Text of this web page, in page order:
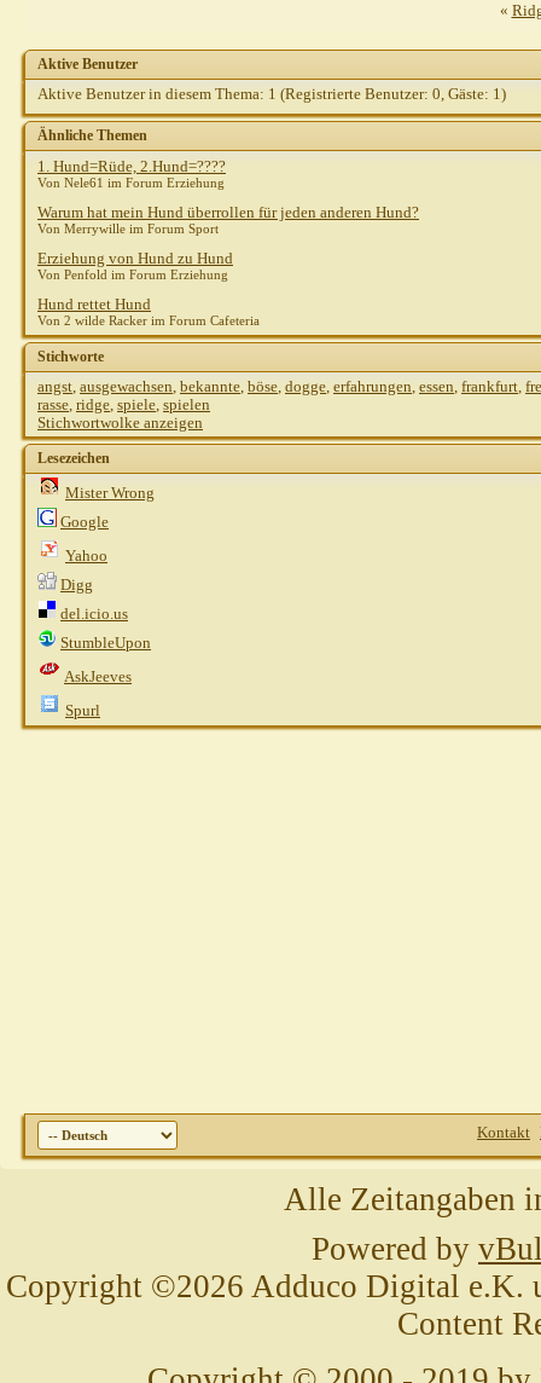
«
Aktive Benutzer
Aktive Benutzer in diesem Thema: 1 (Registrierte Benutzer: 0, Gäste: 1)
Ähnliche Themen
1. Hund=Rüde, 2.Hund=????
Von Nele61 im Forum Erziehung
Warum hat mein Hund überrollen für jeden anderen Hund?
Von Merrywille im Forum Sport
Erziehung von Hund zu Hund
Von Penfold im Forum Erziehung
Hund rettet Hund
Von 2 wilde Racker im Forum Cafeteria
Stichworte
angst, ausgewachsen, bekannte, böse, dogge, erfahrungen, essen, frankfurt,
rasse, ridge, spiele, spielen
Stichwortwolke anzeigen
Lesezeichen
Mister Wrong
Google
Yahoo
Digg
del.icio.us
StumbleUpon
AskJeeves
Spurl
Kontakt
Alle Zeitangaben
Powered by
Copyright ©2026 Adduco Digital e.K.
Content